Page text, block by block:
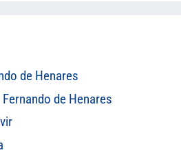
de Henares
de Henares